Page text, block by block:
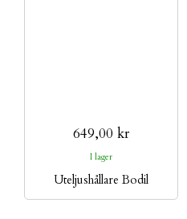
649,00 kr
I lager
Uteljushållare Bodil